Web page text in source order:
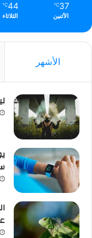
37
℃
الأثنين
44
℃
الثلاثاء
الأشهر